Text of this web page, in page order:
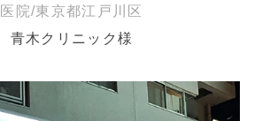
医院/東京都江戸川区
青木クリニック様